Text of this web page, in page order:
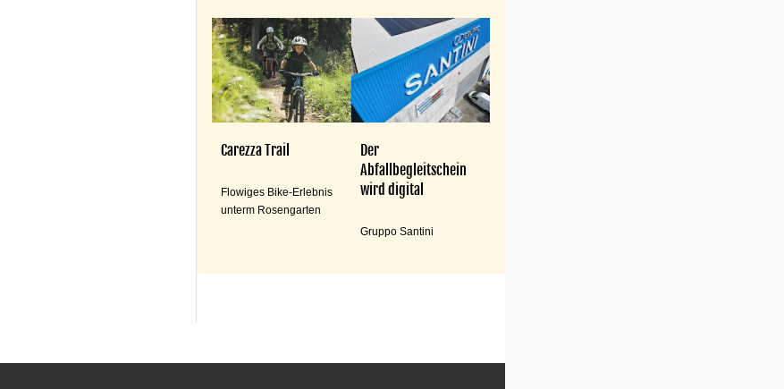
Carezza Trail
Flowiges Bike-Erlebnis
unterm Rosengarten
Der
Abfallbegleitschein
wird digital
Gruppo Santini